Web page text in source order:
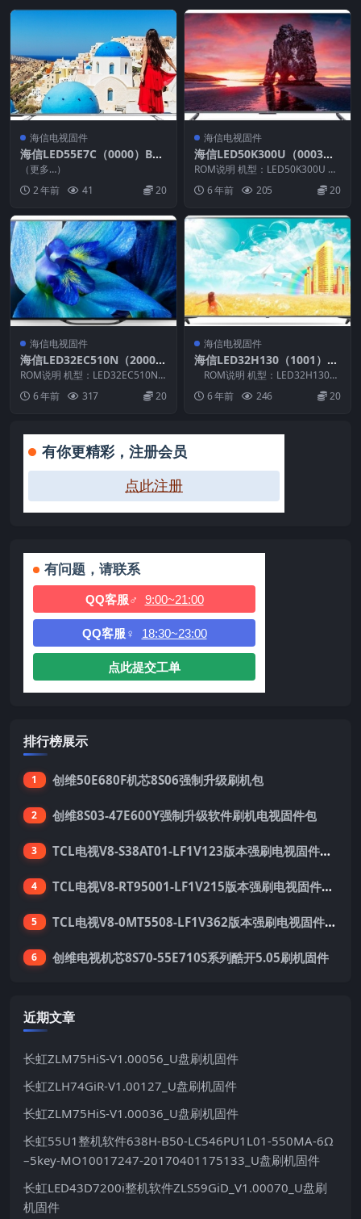
海信电视固件
海信LED55E7C（0000）BO
M1_C002_20170905U盘刷
机固件
（更多…）
2 年前
41 20
海信电视固件
海信LED50K300U（0003）
BOM4官方原厂USB刷机电视
固件包
ROM说明 机型：LED50K300U 固
件版本：（0003） BOM：4 海
信...6 年前 205 20
海信电视固件
海信LED32EC510N（2000）
BOM22官方原厂USB刷机电
视固件包
ROM说明 机型：LED32EC510N
固件版本：（2000） BOM：22 ...
6 年前 317 20
海信电视固件
海信LED32H130（1001）B
OM4官方原厂USB刷机电视
固件包
ROM说明 机型：LED32H130
6 年前 246 20
有你更精彩，注册会员
点此注册
有问题，请联系
QQ客服♂ 9:00~21:00
QQ客服♀ 18:30~23:00
点此提交工单
排行榜展示
1 创维50E680F机芯8S06强制升级刷机包
2 创维8S03-47E600Y强制升级软件刷机电视固件包
3 TCL电视V8-S38AT01-LF1V123版本强刷电视固件包下载
4 TCL电视V8-RT95001-LF1V215版本强刷电视固件包下载
5 TCL电视V8-0MT5508-LF1V362版本强刷电视固件包下载
6 创维电视机芯8S70-55E710S系列酷开5.05刷机固件
近期文章
长虹ZLM75HiS-V1.00056_U盘刷机固件
长虹ZLH74GiR-V1.00127_U盘刷机固件
长虹ZLM75HiS-V1.00036_U盘刷机固件
长虹55U1整机软件638H-B50-LC546PU1L01-550MA-6Ω
–5key-MO10017247-20170401175133_U盘刷机固件
长虹LED43D7200i整机软件ZLS59GiD_V1.00070_U盘刷
机固件